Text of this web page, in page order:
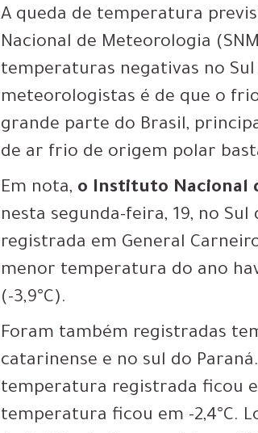
A queda de temperatura
Nacional de Meteorologia
temperaturas negativas no
meteorologistas é de que o
grande parte do Brasil,
de ar frio de origem polar
Em nota, o Instituto Nacional
nesta segunda-feira, 19, no
registrada em General
menor temperatura do ano
(-3,9°C).
Foram também registradas
catarinense e no sul do
temperatura registrada ficou
temperatura ficou em -2,4°C.